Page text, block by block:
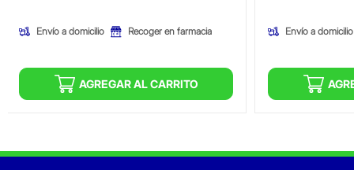
Envío a domicilio Recoger en farmacia
AGREGAR AL CARRITO
Envío a domicilio